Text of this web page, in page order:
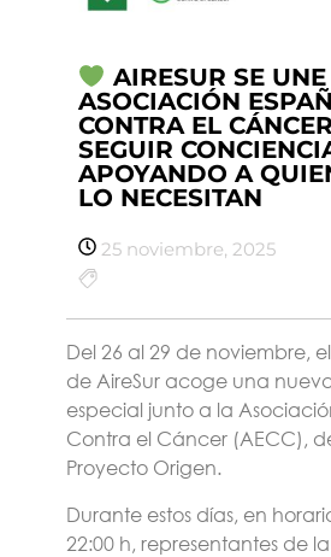
AIRESUR SE
ASOCIACIÓN
CONTRA EL
SEGUIR
APOYANDO A
LO NECESITAN
25 noviembre, 2025
Del 26 al 29 de noviembre,
de AireSur acoge una
especial junto a la
Contra el Cáncer (AECC),
Proyecto Origen.
Durante estos días, en
22:00 h, representantes de